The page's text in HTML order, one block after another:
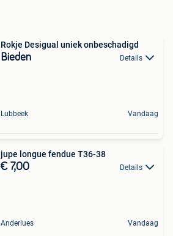
Rokje Desigual uniek onbeschadigd
Bieden Details
Lubbeek Vandaag
jupe longue fendue T36-38
€ 7,00 Details
Anderlues Vandaag